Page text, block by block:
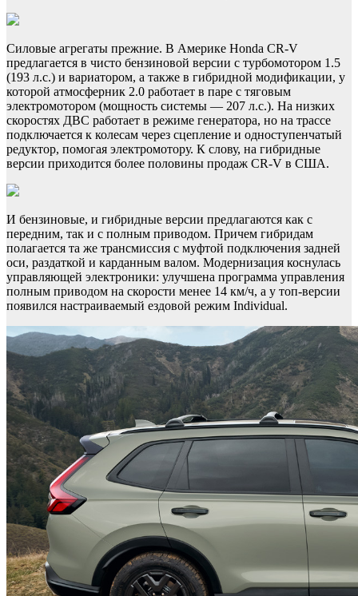
Силовые агрегаты прежние. В Америке Honda CR-V
предлагается в чисто бензиновой версии с турбомотором 1.5
(193 л.с.) и вариатором, а также в гибридной модификации, у
которой атмосферник 2.0 работает в паре с тяговым
электромотором (мощность системы — 207 л.с.). На низких
скоростях ДВС работает в режиме генератора, но на трассе
подключается к колесам через сцепление и одноступенчатый
редуктор, помогая электромотору. К слову, на гибридные
версии приходится более половины продаж CR-V в США.
И бензиновые, и гибридные версии предлагаются как с
передним, так и с полным приводом. Причем гибридам
полагается та же трансмиссия с муфтой подключения задней
оси, раздаткой и карданным валом. Модернизация коснулась
управляющей электроники: улучшена программа управления
полным приводом на скорости менее 14 км/ч, а у топ-версии
появился настраиваемый ездовой режим Individual.